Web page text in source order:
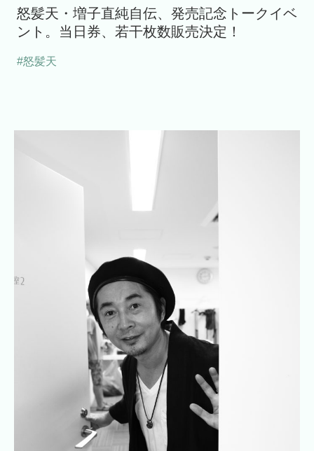
怒髪天・増子直純自伝、発売記念トークイベ
ント。当日券、若干枚数販売決定！
#怒髪天